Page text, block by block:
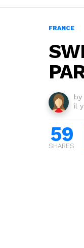
FRANCE
by
il
59
SHARES